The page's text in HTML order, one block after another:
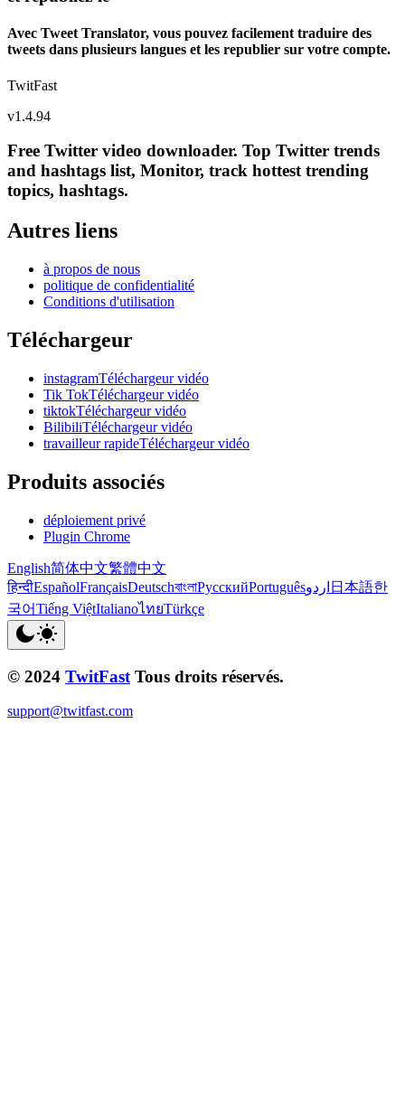
Avec Tweet Translator, vous pouvez facilement traduire des
tweets dans plusieurs langues et les republier sur votre compte.
TwitFast
v1.4.94
Free Twitter video downloader. Top Twitter trends
and hashtags list, Monitor, track hottest trending
topics, hashtags.
Autres liens
à propos de nous
politique de confidentialité
Conditions d'utilisation
Téléchargeur
instagramTéléchargeur vidéo
Tik TokTéléchargeur vidéo
tiktokTéléchargeur vidéo
BilibiliTéléchargeur vidéo
travailleur rapideTéléchargeur vidéo
Produits associés
déploiement privé
Plugin Chrome
English简体中文繁體中文
हिन्दीEspañolFrançaisDeutschবাংলাРусскийPortuguêsاردو 日本語한
국어Tiếng ViệtItalianoไทยTürkçe
© 2024 TwitFast Tous droits réservés.
support@twitfast.com